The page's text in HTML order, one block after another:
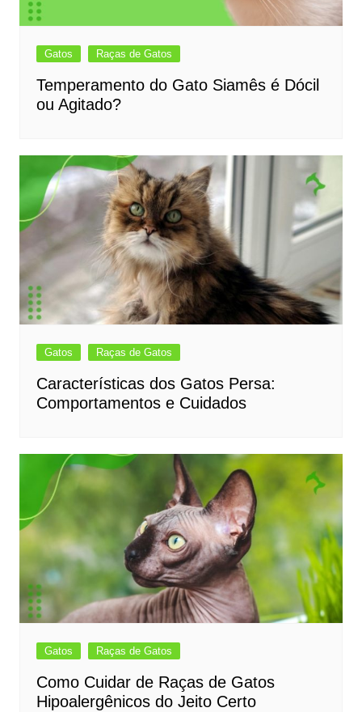
Gatos Raças de Gatos
Temperamento do Gato Siamês é Dócil
ou Agitado?
Gatos Raças de Gatos
Características dos Gatos Persa:
Comportamentos e Cuidados
Gatos Raças de Gatos
Como Cuidar de Raças de Gatos
Hipoalergênicos do Jeito Certo